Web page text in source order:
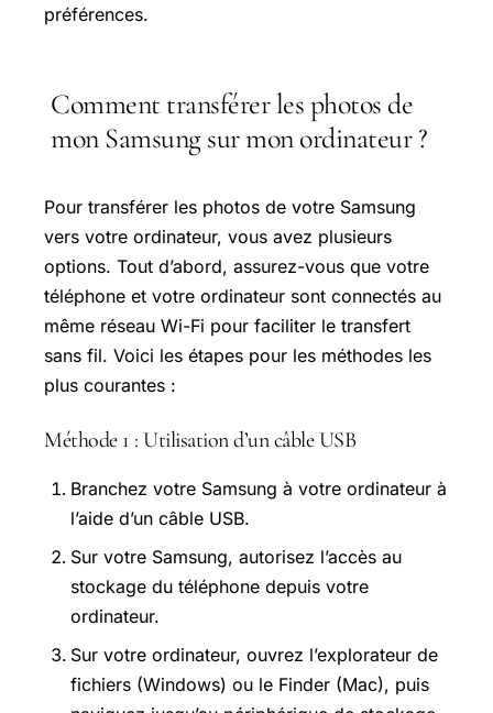
préférences.
Comment transférer les photos de
mon Samsung sur mon ordinateur ?
Pour transférer les photos de votre Samsung
vers votre ordinateur, vous avez plusieurs
options. Tout d’abord, assurez-vous que votre
téléphone et votre ordinateur sont connectés au
même réseau Wi-Fi pour faciliter le transfert
sans fil. Voici les étapes pour les méthodes les
plus courantes :
Méthode 1 : Utilisation d’un câble USB
Branchez votre Samsung à votre ordinateur à
l’aide d’un câble USB.
Sur votre Samsung, autorisez l’accès au
stockage du téléphone depuis votre
ordinateur.
Sur votre ordinateur, ouvrez l’explorateur de
fichiers (Windows) ou le Finder (Mac), puis